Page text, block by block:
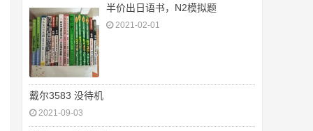
半价出日语书，N2模拟题
2021-02-01
戴尔3583 没待机
2021-09-03